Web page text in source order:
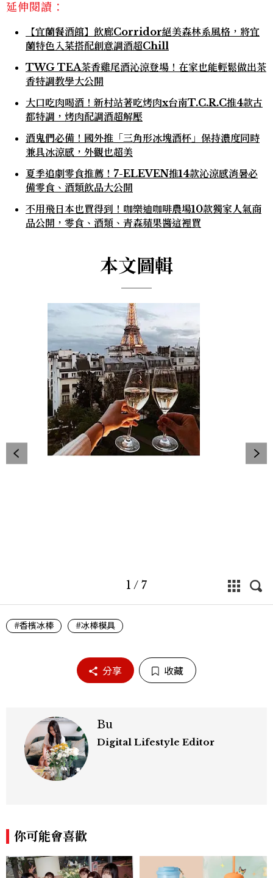
延伸閱讀：
【宜蘭餐酒館】飲廊Corridor絕美森林系風格，將宜
蘭特色入菜搭配創意調酒超Chill
TWG TEA茶香雞尾酒沁涼登場！在家也能輕鬆做出茶
香特調教學大公開
大口吃肉喝酒！新村站著吃烤肉x台南T.C.R.C推4款古
都特調，烤肉配調酒超解壓
酒鬼們必備！國外推「三角形冰塊酒杯」保持濃度同時
兼具冰涼感，外觀也超美
夏季追劇零食推薦！7-ELEVEN推14款沁涼感消暑必
備零食、酒類飲品大公開
不用飛日本也買得到！咖樂迪咖啡農場10款獨家人氣商
品公開，零食、酒類、青森蘋果醬這裡買
本文圖輯
1 / 7
#香檳冰棒 #冰棒模具
分享 收藏
Bu
Digital Lifestyle Editor
你可能會喜歡